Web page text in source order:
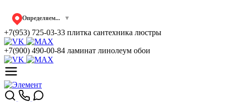
Определяем... ▼
+7(953) 725-03-33 плитка сантехника люстры
+7(900) 490-00-84 ламинат линолеум обои